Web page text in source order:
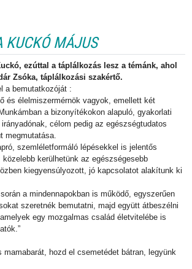
KUCKÓ MÁJUS
ezúttal a táplálkozás lesz a témánk, ahol
Zsóka, táplálkozási szakértő.
a bemutatkozóját :
és élelmiszermérnök vagyok, emellett két
a bizonyítékokon alapuló, gyakorlati
célom pedig az egészségtudatos
megmutatása.
szemléletformáló lépésekkel is jelentős
kerülhetünk az egészségesebb
kiegyensúlyozott, jó kapcsolatot alakítunk ki
a mindennapokban is működő, egyszerűen
szeretnék bemutatni, majd együtt átbeszélni
egy mozgalmas család életvitelébe is
mamabarát, hozd el csemetédet bátran, legyünk